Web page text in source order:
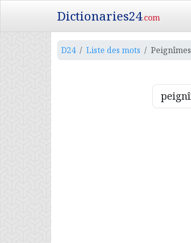
Dictionaries24.com
D24 Liste des mots Peignîmes